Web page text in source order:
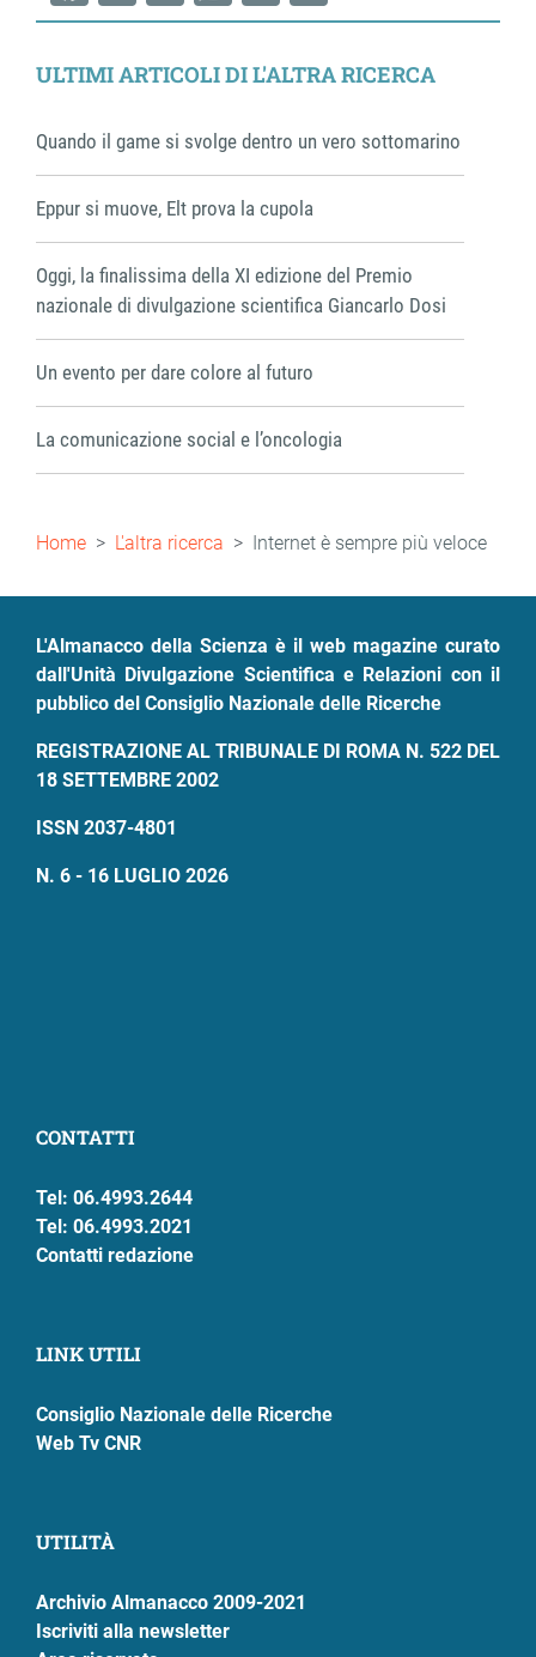
Facebook
X LinkedIn
WhatsApp
EmailShare
ULTIMI ARTICOLI DI L'ALTRA RICERCA
Quando il game si svolge dentro un vero sottomarino
Eppur si muove, Elt prova la cupola
Oggi, la finalissima della XI edizione del Premio
nazionale di divulgazione scientifica Giancarlo Dosi
Un evento per dare colore al futuro
La comunicazione social e l’oncologia
Briciole
Home L'altra ricerca Internet è sempre più veloce
L'Almanacco della Scienza è il web magazine curato
dall'Unità Divulgazione Scientifica e Relazioni con il
pubblico del Consiglio Nazionale delle Ricerche
REGISTRAZIONE AL TRIBUNALE DI ROMA N. 522 DEL
18 SETTEMBRE 2002
ISSN 2037-4801
N. 6 - 16 LUGLIO 2026
CONTATTI
Tel: 06.4993.2644
Tel: 06.4993.2021
Contatti redazione
LINK UTILI
Consiglio Nazionale delle Ricerche
Web Tv CNR
UTILITÀ
Archivio Almanacco 2009-2021
Iscriviti alla newsletter